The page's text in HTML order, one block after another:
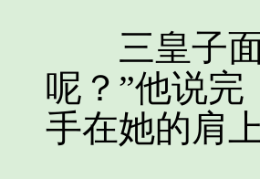
三皇子面
呢？”他说
手在她的肩